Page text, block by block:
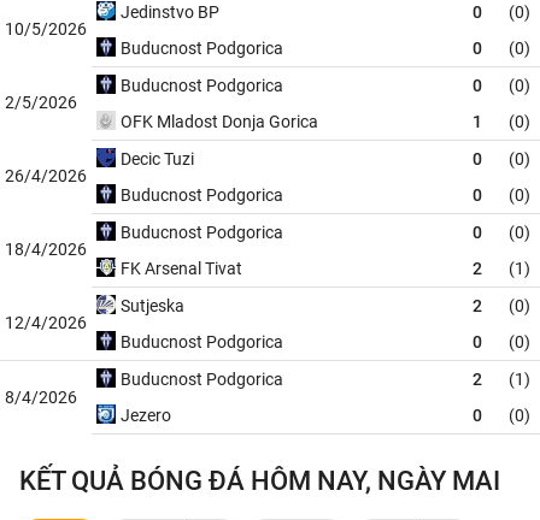
10/5/2026
Jedinstvo BP 0
(0)
Buducnost Podgorica
0 (0)
2/5/2026
Buducnost Podgorica 0
(0)
OFK Mladost Donja Gorica
1 (0)
26/4/2026
Decic Tuzi 0
(0)
Buducnost Podgorica
0 (0)
18/4/2026
Buducnost Podgorica 0
(0)
FK Arsenal Tivat
2 (1)
12/4/2026
Sutjeska 2
(0)
Buducnost Podgorica
0 (0)
8/4/2026
Buducnost Podgorica 2
(1)
Jezero
0 (0)
KẾT QUẢ BÓNG ĐÁ HÔM NAY, NGÀY MAI